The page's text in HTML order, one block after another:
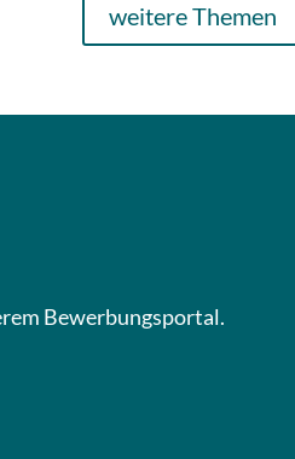
weitere Themen
Bewerbungsportal.